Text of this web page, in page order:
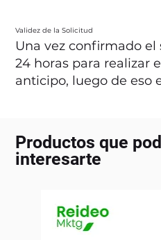
Validez de la Solicitud
Una vez confirmado
24 horas para realizar
anticipo, luego de eso
Productos que
interesarte